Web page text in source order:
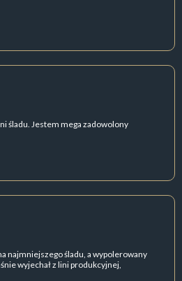
śladu. Jestem mega zadowolony
najmniejszego śladu, a wypolerowany
wyjechał z lini produkcyjnej,